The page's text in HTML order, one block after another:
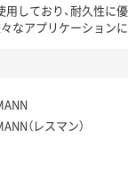
しており、耐久性に
なアプリケーション
（レスマン）